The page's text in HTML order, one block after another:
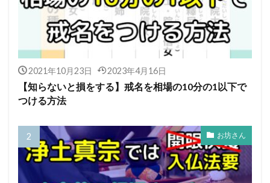
2021年10月23日 2023年4月16日
【知らないと損をする】戒名を相場の10分の1以下で
つける方法
お坊さん